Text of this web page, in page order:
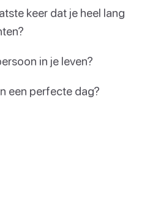
keer dat je heel lang
in je leven?
een perfecte dag?